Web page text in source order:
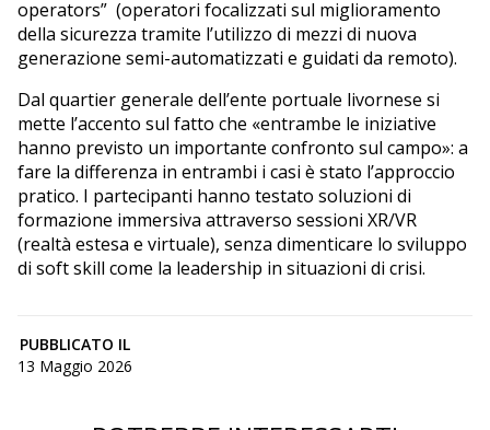
operators” (operatori focalizzati sul miglioramento
della sicurezza tramite l’utilizzo di mezzi di nuova
generazione semi-automatizzati e guidati da remoto).
Dal quartier generale dell’ente portuale livornese si
mette l’accento sul fatto che «entrambe le iniziative
hanno previsto un importante confronto sul campo»: a
fare la differenza in entrambi i casi è stato l’approccio
pratico. I partecipanti hanno testato soluzioni di
formazione immersiva attraverso sessioni XR/VR
(realtà estesa e virtuale), senza dimenticare lo sviluppo
di soft skill come la leadership in situazioni di crisi.
PUBBLICATO IL
13 Maggio 2026